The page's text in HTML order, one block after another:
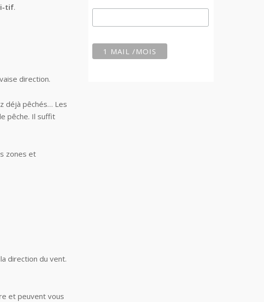
tif.
direction.
déjà pêchés… Les
pêche. Il suffit
zones et
direction du vent.
et peuvent vous